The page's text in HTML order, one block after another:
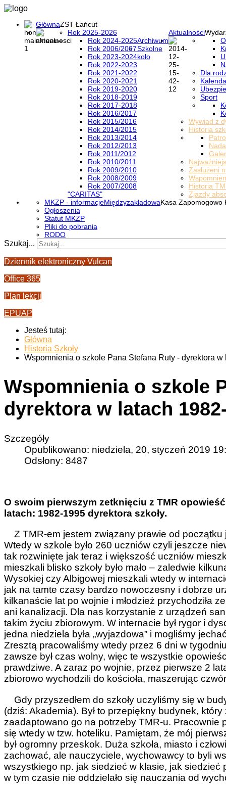
GłównaZST Łańcut
Aktualności
Rok 2025-2026
Archiwum
Rok 2024-2025
Rok 2006/2007
Rok 2023-2024
Rok 2022-2023
Rok 2021-2022
Rok 2020-2021
Rok 2019-2020
Rok 2018-2019
Rok 2017-2018
Rok 2016/2017
Rok 2015/2016
Rok 2014/2015
Rok 2013/2014
Rok 2012/2013
Rok 2011/2012
Rok 2010/2011
Rok 2009/2010
Rok 2008/2009
Rok 2007/2008
Szkolne
koło
"CARITAS"
Dla
Sport
Wywiad z
Historia
Zasłużeni
Historia
Zjazdy
MiędzyzakładowaKasa Zapomogowo
MKZP - informacje
Ogłoszenia
Statut MKZP
Pliki do pobrania
RODO
Szukaj...
Dziennik elektroniczny Vulcan
Office 365
Plan lekcji
EPUAP
Jesteś tutaj:
Główna
Historia Szkoły
Wspomnienia o szkole Pana Stefana Ruty - dyrektora w
Wspomnienia o szkole
dyrektora w latach
Szczegóły
Opublikowano: niedziela, 20, styczeń 2019
Odsłony: 8487
O swoim pierwszym zetknięciu z TMR
latach: 1982-1995 dyrektora szkoły.
Z TMR-em jestem związany prawie od początku
Wtedy w szkole było 260 uczniów czyli jeszcze
tak rozwinięte jak teraz i większość uczniów
mieszkali blisko szkoły było mało – zaledwie
Wysokiej czy Albigowej mieszkali wtedy w
jak na tamte czasy bardzo nowoczesny i dobrze
kilkanaście lat po wojnie i młodzież przychodziła
ani kanalizacji. Dla nas korzystanie z urządzeń
takim życiu zbiorowym. W internacie był rygor i
jedna niedziela była „wyjazdowa” i mogliśmy
Zresztą pracowaliśmy wtedy przez 6 dni w
zawsze był czas wolny, więc te wszystkie
prawdziwe. A zaraz po wojnie, przez pierwsze 2
zbiorowo wychodzili do kościoła, maszerując
Gdy przyszedłem do szkoły uczyliśmy się w
(dziś: Akademia). Był to przepiękny budynek,
zaadaptowano go na potrzeby TMR-u. Pracownie
się wtedy w tzw. hoteliku. Pamiętam, że mój
był ogromny przeskok. Duża szkoła, miasto i
zachować, ale nauczyciele, wychowawcy to byli
wszystkiego np. jak siedzieć w klasie, jak siedzieć
w tym czasie nie oddzielało się nauczania od